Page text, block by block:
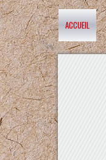
ACCUEIL